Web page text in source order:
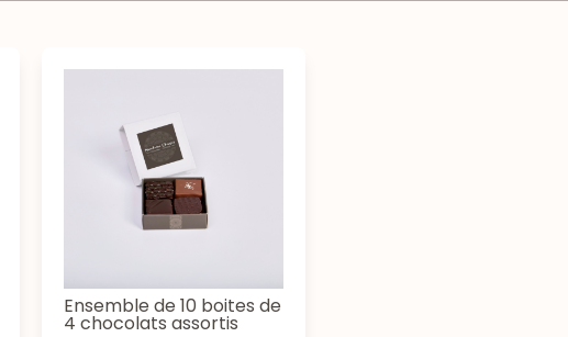
Ensemble de 10 boites de
4 chocolats assortis